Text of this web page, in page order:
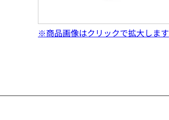
※商品画像はクリックで拡大します